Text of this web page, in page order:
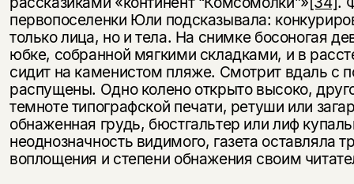
первопоселенки Юли подсказывала:
только лица, но и тела. На снимке босоногая
юбке, собранной мягкими складками, и в
сидит на каменистом пляже. Смотрит вдаль с
распущены. Одно колено открыто высоко,
темноте типографской печати, ретуши или
обнаженная грудь, бюстгальтер или лиф
неоднозначность видимого, газета оставляла
воплощения и степени обнажения своим